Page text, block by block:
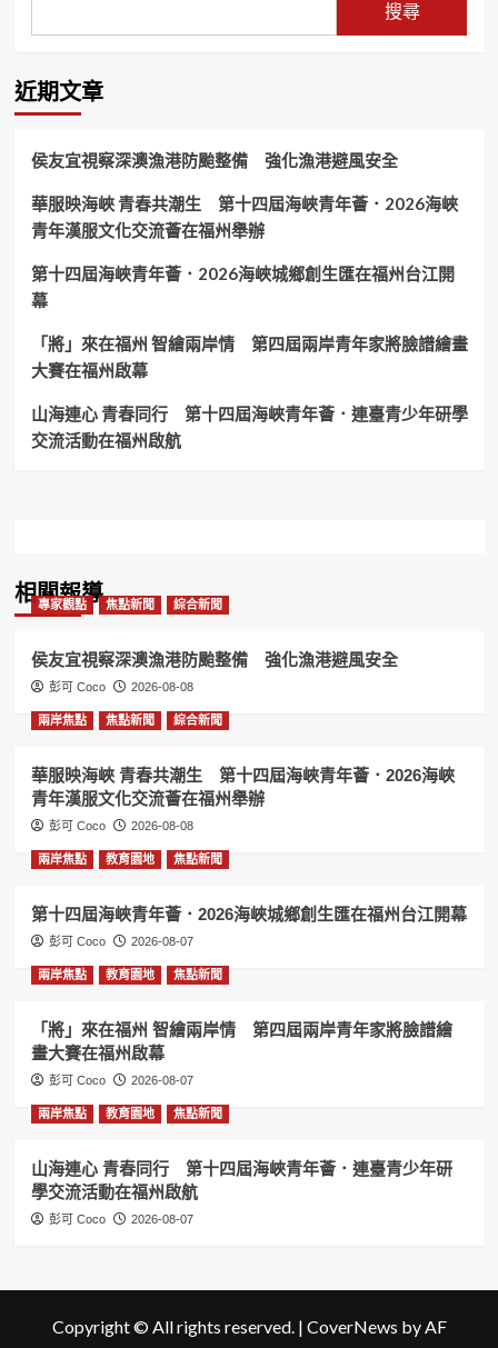
動
之
後
罰
了!
搜尋
近期文章
侯友宜視察深澳漁港防颱整備 強化漁港避風安全
華服映海峽 青春共潮生 第十四屆海峽青年薈．2026海峽
青年漢服文化交流薈在福州舉辦
第十四屆海峽青年薈．2026海峽城鄉創生匯在福州台江開
幕
「將」來在福州 智繪兩岸情 第四屆兩岸青年家將臉譜繪畫
大賽在福州啟幕
山海連心 青春同行 第十四屆海峽青年薈．連臺青少年研學
交流活動在福州啟航
相關報導
專家觀點 焦點新聞 綜合新聞
侯友宜視察深澳漁港防颱整備 強化漁港避風安全
彭可 Coco 2026-08-08
兩岸焦點 焦點新聞 綜合新聞
華服映海峽 青春共潮生 第十四屆海峽青年薈．2026海峽
青年漢服文化交流薈在福州舉辦
彭可 Coco 2026-08-08
兩岸焦點 教育園地 焦點新聞
第十四屆海峽青年薈．2026海峽城鄉創生匯在福州台江開幕
彭可 Coco 2026-08-07
兩岸焦點 教育園地 焦點新聞
「將」來在福州 智繪兩岸情 第四屆兩岸青年家將臉譜繪
畫大賽在福州啟幕
彭可 Coco 2026-08-07
兩岸焦點 教育園地 焦點新聞
山海連心 青春同行 第十四屆海峽青年薈．連臺青少年研
學交流活動在福州啟航
彭可 Coco 2026-08-07
Copyright © All rights reserved. | CoverNews by AF